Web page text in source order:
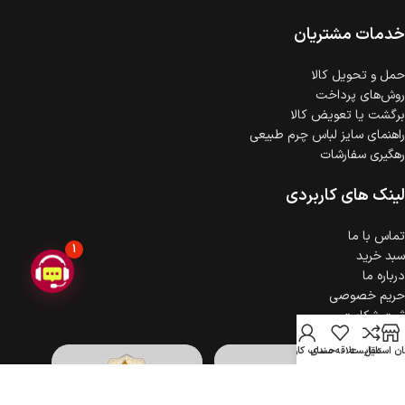
گارانتی معتبر برای تمامی محصولات ارائه می‌شود.خدمات مشتریان
حمل‌ و تحویل کالا
روش‌های پرداخت
برگشت یا تعویض کالا
راهنمای سایز لباس چرم طبیعی
رهگیری سفارشات
لینک های کاربردی
تماس با ما
سبد خرید
درباره ما
حریم خصوصی
ثبت شکایت
استایلمقایسهعلاقه مندی
حساب کاربری
1